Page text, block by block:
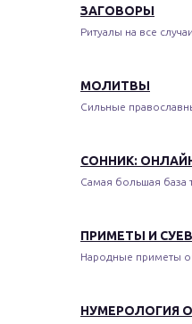
ЗАГОВОРЫ
Ритуалы на все
МОЛИТВЫ
Сильные
СОННИК:
Самая большая база
ПРИМЕТЫ И
Народные приметы
НУМЕРОЛОГИЯ